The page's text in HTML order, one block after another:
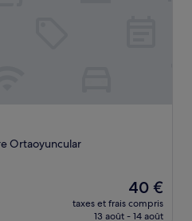
Ortaoyuncular
Le
nouveau
prix
40 €
taxes et frais compris
13 août - 14 août